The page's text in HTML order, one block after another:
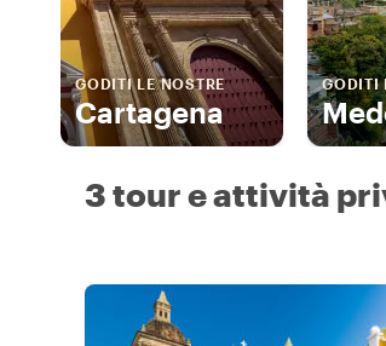
GODITI LE NOSTRE
Cartagena
GODITI
3 tour e attività